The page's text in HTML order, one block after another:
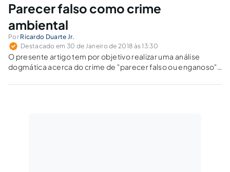
Parecer falso como crime
ambiental
Por Ricardo Duarte Jr.
Destacado em 30 de Janeiro de 2018 às 13:30
O presente artigo tem por objetivo realizar uma análise
dogmática acerca do crime de "parecer falso ou enganoso"
9.605/98).